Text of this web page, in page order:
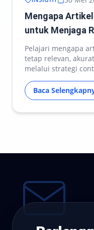
Mengapa
untuk Menjaga
Pelajari mengapa
tetap relevan,
melalui strategi
Baca